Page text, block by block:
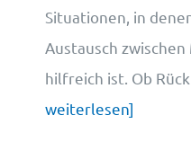
Situationen, in
Austausch
hilfreich ist. Ob
weiterlesen]